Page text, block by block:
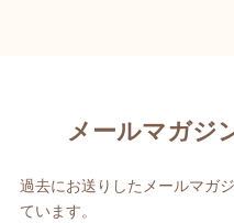
メールマガジ
過去にお送りしたメールマガ
ています。